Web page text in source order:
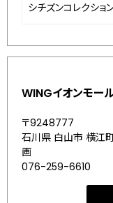
シチズンコレクショ
WINGイオンモー
〒9248777
石川県 白山市 横江
画
076-259-6610